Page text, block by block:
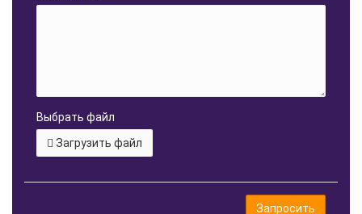
Выбрать файл
Загрузить файл
Запросить